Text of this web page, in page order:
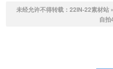
未经允许不得转载： 22IN-22素材站»
自拍